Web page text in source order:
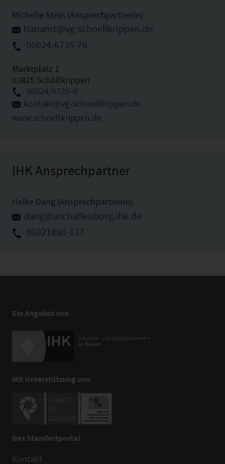
Michelle Stein (Ansprechpartnerin)
bauamt@vg-schoellkrippen.de
06024-6735-76
Marktplatz 1
63825 Schöllkrippen
06024/6735-0
kontakt@vg-schoellkrippen.de
www.schoellkrippen.de
IHK Ansprechpartner
Heike Dang (Ansprechpartnerin)
dang@aschaffenburg.ihk.de
06021880-137
Ein Angebot von
Mit Unterstützung von
Das Standortportal
Kontakt